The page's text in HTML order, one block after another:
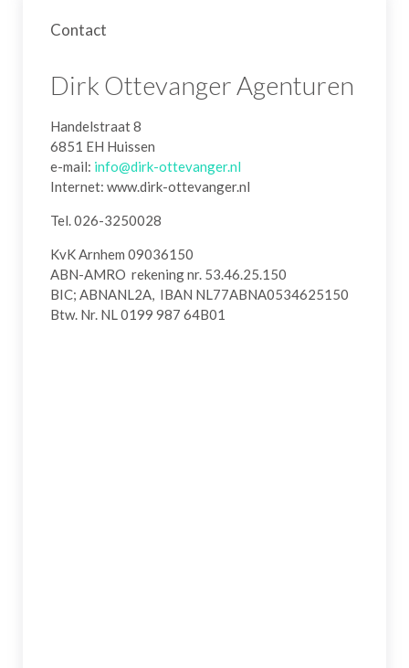
Contact
Dirk Ottevanger Agenturen
Handelstraat 8
6851 EH Huissen
e-mail: info@dirk-ottevanger.nl
Internet: www.dirk-ottevanger.nl
Tel. 026-3250028
KvK Arnhem 09036150
ABN-AMRO rekening nr. 53.46.25.150
BIC; ABNANL2A, IBAN NL77ABNA0534625150
Btw. Nr. NL 0199 987 64B01